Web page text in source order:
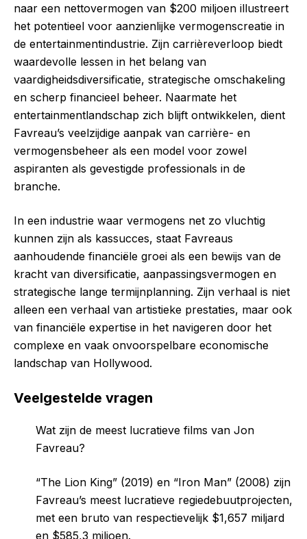
naar een nettovermogen van $200 miljoen illustreert
het potentieel voor aanzienlijke vermogenscreatie in
de entertainmentindustrie. Zijn carrièreverloop biedt
waardevolle lessen in het belang van
vaardigheidsdiversificatie, strategische omschakeling
en scherp financieel beheer. Naarmate het
entertainmentlandschap zich blijft ontwikkelen, dient
Favreau’s veelzijdige aanpak van carrière- en
vermogensbeheer als een model voor zowel
aspiranten als gevestigde professionals in de
branche.
In een industrie waar vermogens net zo vluchtig
kunnen zijn als kassucces, staat Favreaus
aanhoudende financiële groei als een bewijs van de
kracht van diversificatie, aanpassingsvermogen en
strategische lange termijnplanning. Zijn verhaal is niet
alleen een verhaal van artistieke prestaties, maar ook
van financiële expertise in het navigeren door het
complexe en vaak onvoorspelbare economische
landschap van Hollywood.
Veelgestelde vragen
Wat zijn de meest lucratieve films van Jon
Favreau?
“The Lion King” (2019) en “Iron Man” (2008) zijn
Favreau’s meest lucratieve regiedebuutprojecten,
met een bruto van respectievelijk $1,657 miljard
en $585,3 miljoen.